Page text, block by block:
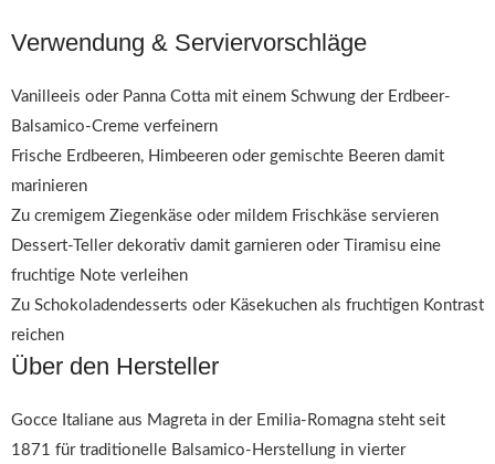
Verwendung & Serviervorschläge
Vanilleeis oder Panna Cotta mit einem Schwung der Erdbeer-
Balsamico-Creme verfeinern
Frische Erdbeeren, Himbeeren oder gemischte Beeren damit
marinieren
Zu cremigem Ziegenkäse oder mildem Frischkäse servieren
Dessert-Teller dekorativ damit garnieren oder Tiramisu eine
fruchtige Note verleihen
Zu Schokoladendesserts oder Käsekuchen als fruchtigen Kontrast
reichen
Über den Hersteller
Gocce Italiane aus Magreta in der Emilia-Romagna steht seit
1871 für traditionelle Balsamico-Herstellung in vierter